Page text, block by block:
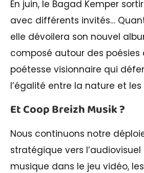
En juin, le Bagad Kemper
avec différents invités…
elle dévoilera son nouvel
composé autour des poésies
poétesse visionnaire qui
l’égalité entre la nature et les
Et Coop Breizh Musik ?
Nous continuons notre
stratégique vers
musique dans le jeu vidéo,